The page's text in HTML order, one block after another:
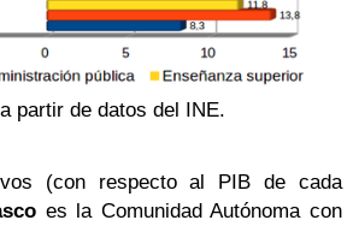
partir de datos del INE.
(con respecto al PIB de cada
es la Comunidad Autónoma con